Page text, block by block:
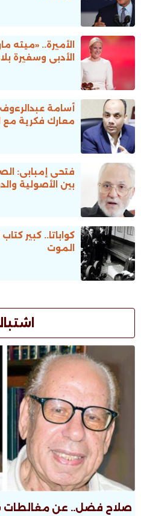
الأميرة.. «ميته
الأدبى وسفيرة
أسامة
معارك فكرية مع
فتحى إمبابى:
بين الأصولية
كواباتا.. كبير
الموت
صلاح فضل.. عن مغالطات